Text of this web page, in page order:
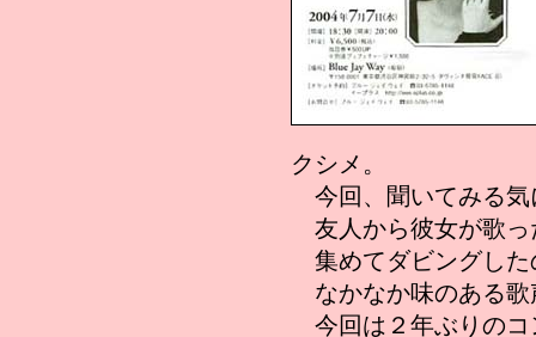
クシメ。
今回、聞いてみる気
友人から彼女が歌っ
集めてダビングした
なかなか味のある歌
今回は２年ぶりのコ